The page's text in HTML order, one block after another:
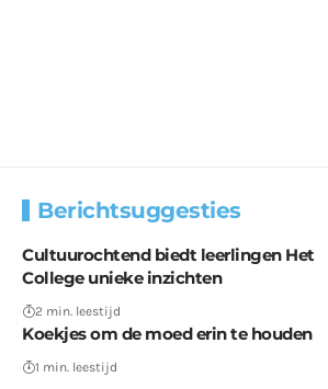
Berichtsuggesties
Cultuurochtend biedt leerlingen Het
College unieke inzichten
2 min. leestijd
Koekjes om de moed erin te houden
1 min. leestijd